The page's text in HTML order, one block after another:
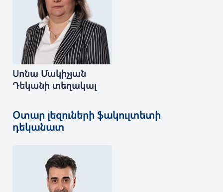
Սոնա Մակիչյան
Դեկանի տեղակալ
Օտար լեզուների ֆակուլտետի
դեկանատ